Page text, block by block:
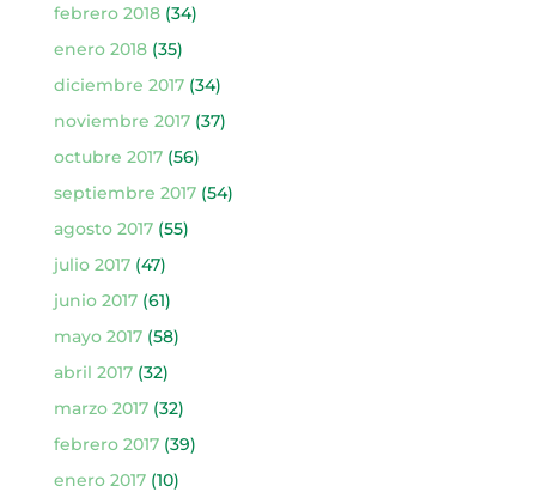
febrero 2018(34)
enero 2018(35)
diciembre 2017(34)
noviembre 2017(37)
octubre 2017(56)
septiembre 2017(54)
agosto 2017(55)
julio 2017(47)
junio 2017(61)
mayo 2017(58)
abril 2017(32)
marzo 2017(32)
febrero 2017(39)
enero 2017(10)